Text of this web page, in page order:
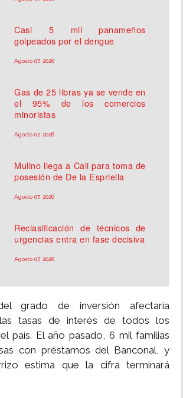
Casi 5 mil panameños
golpeados por el dengue
Agosto 07, 2026
Gas de 25 libras ya se vende en
el 95% de los comercios
minoristas
Agosto 07, 2026
Mulino llega a Cali para toma de
posesión de De la Espriella
Agosto 07, 2026
Reclasificación de técnicos de
urgencias entra en fase decisiva
Agosto 07, 2026
grado de inversión afectaría
tasas de interés de todos los
país. El año pasado, 6 mil familias
con préstamos del Banconal, y
estima que la cifra terminará